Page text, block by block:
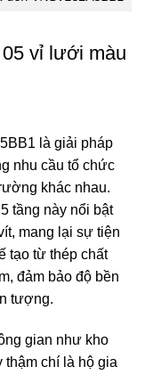
vỉ lưới màu
là giải pháp
nhu cầu tổ chức
khác nhau.
tầng này nổi bật
mang lại sự tiện
tạo từ thép chất
đảm bảo độ bền
tượng.
gian như kho
thậm chí là hộ gia